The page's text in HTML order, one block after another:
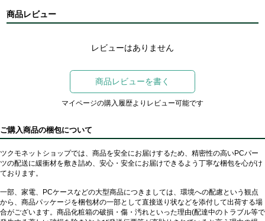
商品レビュー
レビューはありません
商品レビューを書く
マイページの購入履歴よりレビュー可能です
ご購入商品の梱包について
ツクモネットショップでは、商品を安全にお届けするため、精密性の高いPCパー
ツの配送に緩衝材を敷き詰め、安心・安全にお届けできるよう丁寧な梱包を心がけ
ております。
一部、家電、PCケースなどの大型商品につきましては、環境への配慮という観点
から、商品パッケージを梱包材の一部として直接送り状などを添付して出荷する場
合がございます。商品化粧箱の破損・傷・汚れといった理由(配達中のトラブル等で